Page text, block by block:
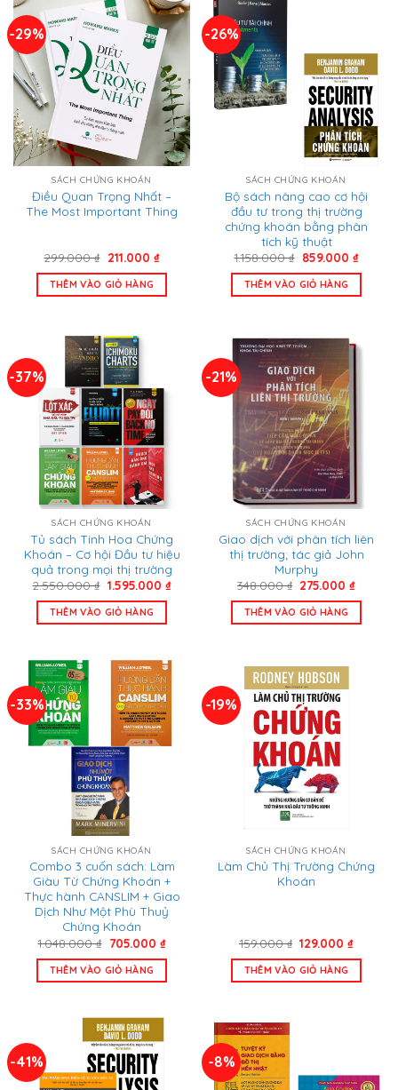
-29%
SÁCH CHỨNG KHOÁN
Điều Quan Trọng Nhất –
The Most Important Thing
299.000₫ Giá
là:
299.000 ₫.
211.000 ₫Giá
tại
là:
THÊM VÀO GIỎ HÀNG
-26%
SÁCH CHỨNG KHOÁN
Bộ sách nâng cao cơ hội
đầu tư trong thị trường
chứng khoán bằng phân
tích kỹ thuật
1.158.000₫ Giá
là:
1.158.000 ₫.
859.000 ₫Giá
tại
là:
THÊM VÀO GIỎ HÀNG
-37%
SÁCH CHỨNG KHOÁN
Tủ sách Tinh Hoa Chứng
Khoán – Cơ hội Đầu tư hiệu
quả trong mọi thị trường
2.550.000₫ Giá
là:
2.550.000 ₫.
1.595.000 ₫Giá
THÊM VÀO GIỎ HÀNG
-21%
SÁCH CHỨNG KHOÁN
Giao dịch với phân tích liên
thị trường; tác giả John
Murphy
348.000₫ Giá
là:
348.000 ₫.
275.000₫Giá
tại
THÊM VÀO GIỎ HÀNG
-33%
SÁCH CHỨNG KHOÁN
Combo 3 cuốn sách: Làm
Giàu Từ Chứng Khoán +
Thực hành CANSLIM + Giao
Dịch Như Một Phù Thuỷ
Chứng Khoán
1.048.000₫ Giá
là:
1.048.000 ₫.
705.000 ₫Giá
tại
THÊM VÀO GIỎ HÀNG
-19%
SÁCH CHỨNG KHOÁN
Làm Chủ Thị Trường Chứng
Khoán
159.000₫ Giá
là:
159.000 ₫.
129.000₫Giá
tại
THÊM VÀO GIỎ HÀNG
-41% -8%